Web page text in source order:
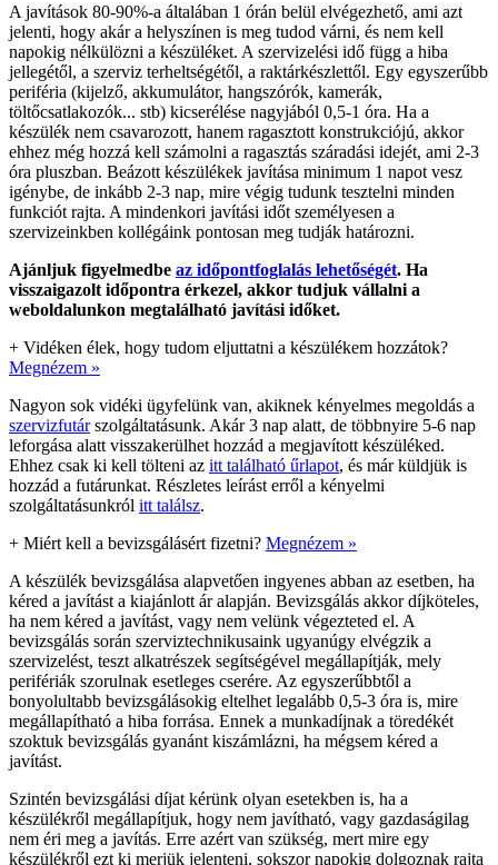
A javítások 80-90%-a általában 1 órán belül elvégezhető, ami azt
jelenti, hogy akár a helyszínen is meg tudod várni, és nem kell
napokig nélkülözni a készüléket. A szervizelési idő függ a hiba
jellegétől, a szerviz terheltségétől, a raktárkészlettől. Egy egyszerűbb
periféria (kijelző, akkumulátor, hangszórók, kamerák,
töltőcsatlakozók... stb) kicserélése nagyjából 0,5-1 óra. Ha a
készülék nem csavarozott, hanem ragasztott konstrukciójú, akkor
ehhez még hozzá kell számolni a ragasztás száradási idejét, ami 2-3
óra pluszban. Beázott készülékek javítása minimum 1 napot vesz
igénybe, de inkább 2-3 nap, mire végig tudunk tesztelni minden
funkciót rajta. A mindenkori javítási időt személyesen a
szervizeinkben kollégáink pontosan meg tudják határozni.
Ajánljuk figyelmedbe az időpontfoglalás lehetőségét. Ha
visszaigazolt időpontra érkezel, akkor tudjuk vállalni a
weboldalunkon megtalálható javítási időket.
+ Vidéken élek, hogy tudom eljuttatni a készülékem hozzátok?
Megnézem »
Nagyon sok vidéki ügyfelünk van, akiknek kényelmes megoldás a
szervizfutárszolgáltatásunk. Akár 3 nap alatt, de többnyire 5-6 nap
leforgása alatt visszakerülhet hozzád a megjavított készüléked.
Ehhez csak ki kell tölteni az itt található űrlapot, és már küldjük is
hozzád a futárunkat. Részletes leírást erről a kényelmi
szolgáltatásunkról itt találsz.
+ Miért kell a bevizsgálásért fizetni? Megnézem »
A készülék bevizsgálása alapvetően ingyenes abban az esetben, ha
kéred a javítást a kiajánlott ár alapján. Bevizsgálás akkor díjköteles,
ha nem kéred a javítást, vagy nem velünk végezteted el. A
bevizsgálás során szerviztechnikusaink ugyanúgy elvégzik a
szervizelést, teszt alkatrészek segítségével megállapítják, mely
perifériák szorulnak esetleges cserére. Az egyszerűbbtől a
bonyolultabb bevizsgálásokig eltelhet legalább 0,5-3 óra is, mire
megállapítható a hiba forrása. Ennek a munkadíjnak a töredékét
szoktuk bevizsgálás gyanánt kiszámlázni, ha mégsem kéred a
javítást.
Szintén bevizsgálási díjat kérünk olyan esetekben is, ha a
készülékről megállapítjuk, hogy nem javítható, vagy gazdaságilag
nem éri meg a javítás. Erre azért van szükség, mert mire egy
készülékről ezt ki merjük jelenteni, sokszor napokig dolgoznak rajta